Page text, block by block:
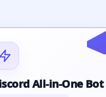
All-in-One Bot